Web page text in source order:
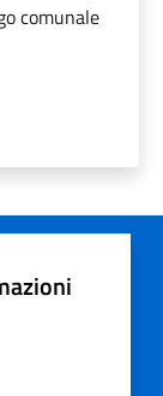
comunale